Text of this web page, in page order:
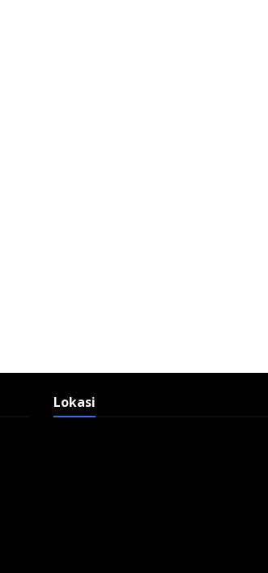
Lokasi